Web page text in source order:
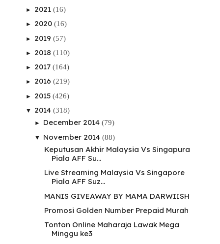
► 2021 (16)
► 2020 (16)
► 2019 (57)
► 2018 (110)
► 2017 (164)
► 2016 (219)
► 2015 (426)
▼ 2014 (318)
► December 2014 (79)
▼ November 2014 (88)
Keputusan Akhir Malaysia Vs Singapura
Piala AFF Su...
Live Streaming Malaysia Vs Singapore
Piala AFF Suz...
MANIS GIVEAWAY BY MAMA DARWIISH
Promosi Golden Number Prepaid Murah
Tonton Online Maharaja Lawak Mega
Minggu ke3